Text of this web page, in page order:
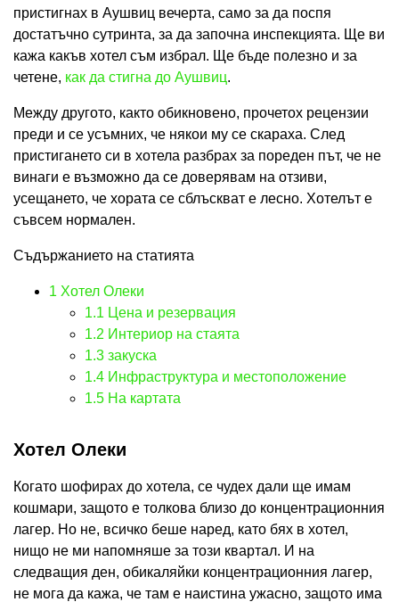
пристигнах в Аушвиц вечерта, само за да поспя
достатъчно сутринта, за да започна инспекцията. Ще ви
кажа какъв хотел съм избрал. Ще бъде полезно и за
четене, как да стигна до Аушвиц.
Между другото, както обикновено, прочетох рецензии
преди и се усъмних, че някои му се скараха. След
пристигането си в хотела разбрах за пореден път, че не
винаги е възможно да се доверявам на отзиви,
усещането, че хората се сблъскват е лесно. Хотелът е
съвсем нормален.
Съдържанието на статията
1 Хотел Олеки
1.1 Цена и резервация
1.2 Интериор на стаята
1.3 закуска
1.4 Инфраструктура и местоположение
1.5 На картата
Хотел Олеки
Когато шофирах до хотела, се чудех дали ще имам
кошмари, защото е толкова близо до концентрационния
лагер. Но не, всичко беше наред, като бях в хотел,
нищо не ми напомняше за този квартал. И на
следващия ден, обикаляйки концентрационния лагер,
не мога да кажа, че там е наистина ужасно, защото има